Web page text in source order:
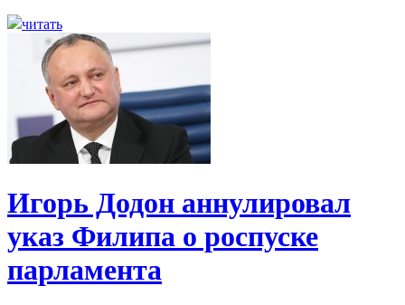
читать
Игорь Додон аннулировал
указ Филипа о роспуске
парламента